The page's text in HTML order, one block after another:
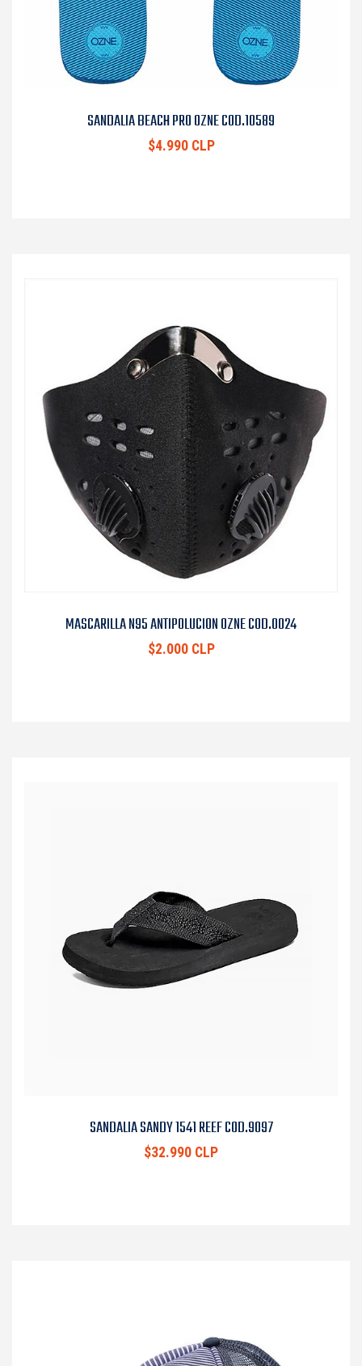
SANDALIA BEACH PRO OZNE COD.10589
$4.990 CLP
MASCARILLA N95 ANTIPOLUCION OZNE COD.0024
$2.000 CLP
SANDALIA SANDY 1541 REEF COD.9097
$32.990 CLP